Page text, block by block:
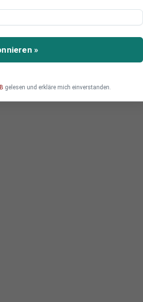
als
»
gelesen und erkläre mich einverstanden.